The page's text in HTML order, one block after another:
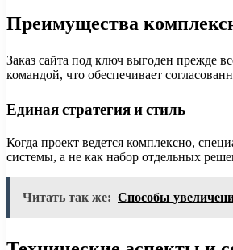
Преимущества
Заказ сайта под ключ выгоден прежде
командой, что обеспечивает
Единая стратегия и стиль
Когда проект ведется комплексно,
системы, а не как набор отдельных
Читать так же: Способы